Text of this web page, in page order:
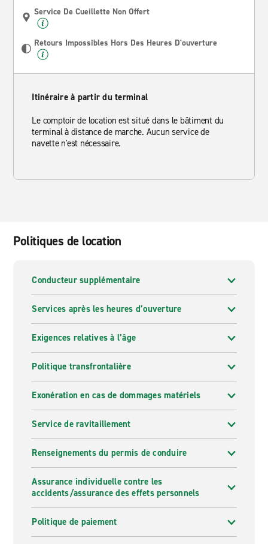
Service De Cueillette Non Offert
Retours Impossibles Hors Des Heures D'ouverture
Itinéraire à partir du terminal
Le comptoir de location est situé dans le bâtiment du
terminal à distance de marche. Aucun service de
navette n'est nécessaire.
Politiques de location
Conducteur supplémentaire
Services après les heures d’ouverture
Exigences relatives à l’âge
Politique transfrontalière
Exonération en cas de dommages matériels
Service de ravitaillement
Renseignements du permis de conduire
Assurance individuelle contre les
accidents/assurance des effets personnels
Politique de paiement